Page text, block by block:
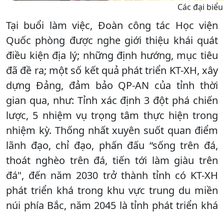
Các đại
Tại buổi làm việc, Đoàn công tác Học viện
Quốc phòng được nghe giới thiệu khái quát
điều kiện địa lý; những định hướng, mục tiêu
đã đề ra; một số kết quả phát triển KT-XH, xây
dựng Đảng, đảm bảo QP-AN của tỉnh thời
gian qua, như: Tỉnh xác định 3 đột phá chiến
lược, 5 nhiệm vụ trọng tâm thực hiện trong
nhiệm kỳ. Thống nhất xuyên suốt quan điểm
lãnh đạo, chỉ đạo, phấn đấu “sống trên đá,
thoát nghèo trên đá, tiến tới làm giàu trên
đá", đến năm 2030 trở thành tỉnh có KT-XH
phát triển khá trong khu vực trung du miền
núi phía Bắc, năm 2045 là tỉnh phát triển khá